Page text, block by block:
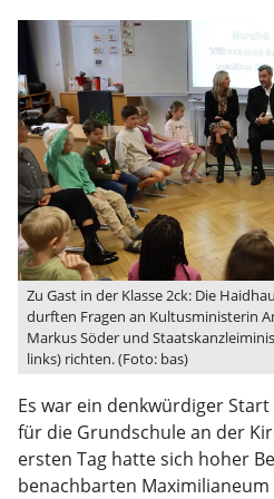
Zu Gast in der Klasse 2ck: Die
durften Fragen an Kultusministerin
Markus Söder und
links) richten. (Foto: bas)
Es war ein denkwürdiger
für die Grundschule an der
ersten Tag hatte sich hoher
benachbarten